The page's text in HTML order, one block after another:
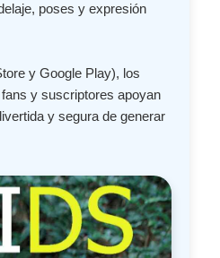
poses y expresión
y Google Play), los
y suscriptores apoyan
y segura de generar